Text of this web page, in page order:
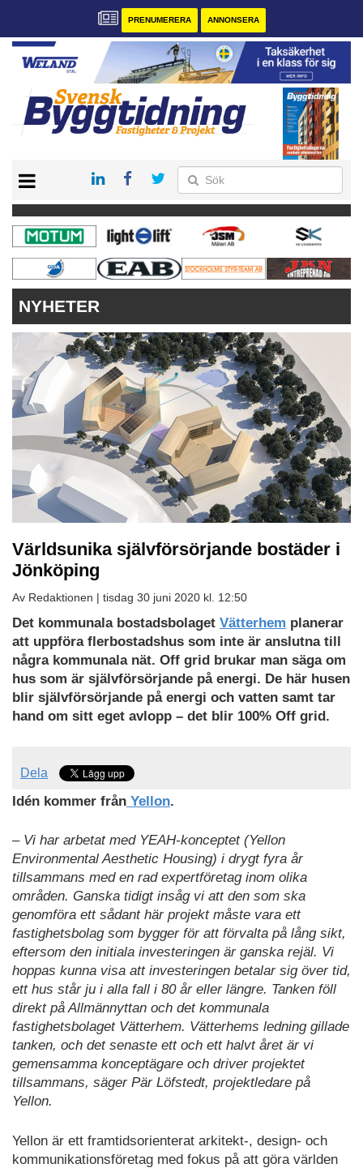
PRENUMERERA ANNONSERA
PRENUMERERA
VÅRA ANDRA MAGASIN
ANNONSERA
KONTAKT
NYHETER
Världsunika självförsörjande bostäder i
Jönköping
Av Redaktionen | tisdag 30 juni 2020 kl. 12:50
Det kommunala bostadsbolaget Vätterhem planerar
att uppföra flerbostadshus som inte är anslutna till
några kommunala nät. Off grid brukar man säga om
hus som är självförsörjande på energi. De här husen
blir självförsörjande på energi och vatten samt tar
hand om sitt eget avlopp – det blir 100% Off grid.
Dela
Idén kommer från Yellon.
– Vi har arbetat med YEAH-konceptet (Yellon
Environmental Aesthetic Housing) i drygt fyra år
tillsammans med en rad expertföretag inom olika
områden. Ganska tidigt insåg vi att den som ska
genomföra ett sådant här projekt måste vara ett
fastighetsbolag som bygger för att förvalta på lång sikt,
eftersom den initiala investeringen är ganska rejäl. Vi
hoppas kunna visa att investeringen betalar sig över tid,
ett hus står ju i alla fall i 80 år eller längre. Tanken föll
direkt på Allmännyttan och det kommunala
fastighetsbolaget Vätterhem. Vätterhems ledning gillade
tanken, och det senaste ett och ett halvt året är vi
gemensamma konceptägare och driver projektet
tillsammans, säger Pär Löfstedt, projektledare på
Yellon.
Yellon är ett framtidsorienterat arkitekt-, design- och
kommunikationsföretag med fokus på att göra världen